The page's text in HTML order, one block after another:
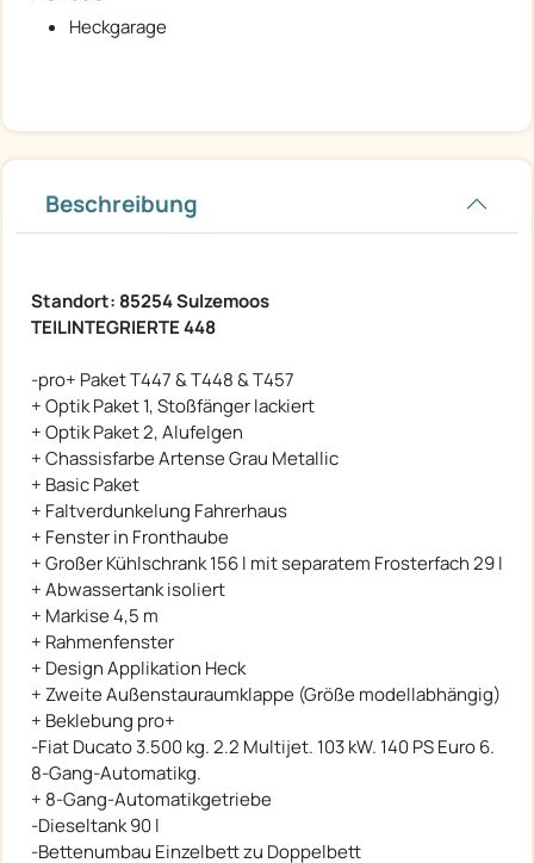
Heckgarage
Beschreibung
Standort: 85254 Sulzemoos
TEILINTEGRIERTE 448
-pro+ Paket T447 & T448 & T457
+ Optik Paket 1, Stoßfänger lackiert
+ Optik Paket 2, Alufelgen
+ Chassisfarbe Artense Grau Metallic
+ Basic Paket
+ Faltverdunkelung Fahrerhaus
+ Fenster in Fronthaube
+ Großer Kühlschrank 156 l mit separatem Frosterfach 29 l
+ Abwassertank isoliert
+ Markise 4,5 m
+ Rahmenfenster
+ Design Applikation Heck
+ Zweite Außenstauraumklappe (Größe modellabhängig)
+ Beklebung pro+
-Fiat Ducato 3.500 kg. 2.2 Multijet. 103 kW. 140 PS Euro 6.
8-Gang-Automatikg.
+ 8-Gang-Automatikgetriebe
-Dieseltank 90 l
-Bettenumbau Einzelbett zu Doppelbett